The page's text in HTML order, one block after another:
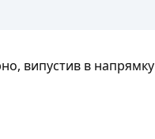
випустив в напрямку